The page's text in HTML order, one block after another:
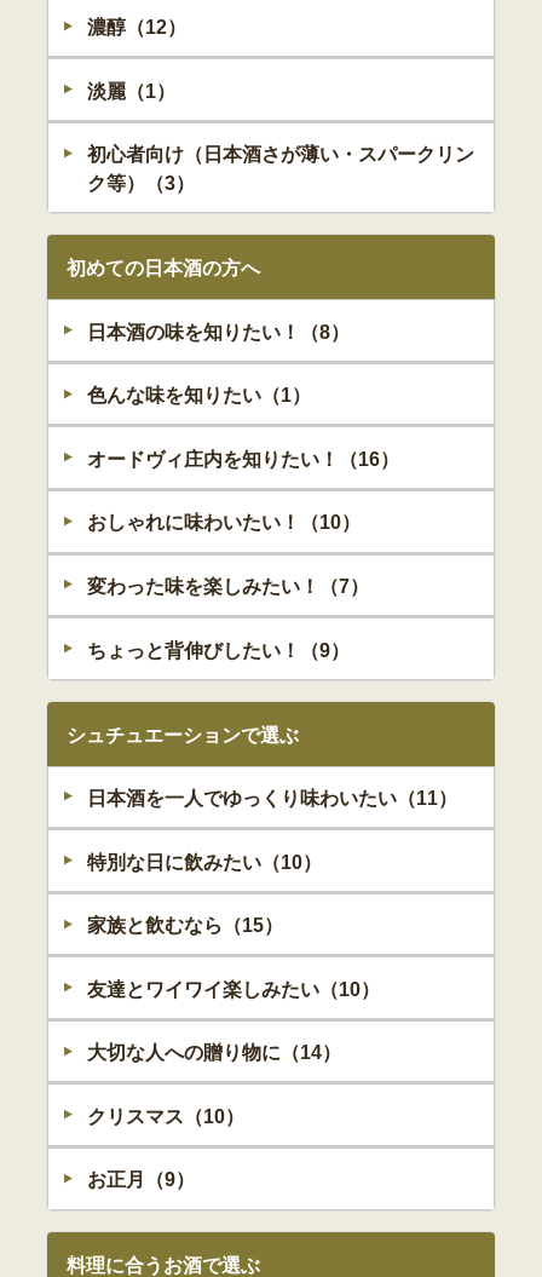
濃醇（12）
淡麗（1）
初心者向け（日本酒さが薄い・スパークリン
ク等）（3）
初めての日本酒の方へ
日本酒の味を知りたい！（8）
色んな味を知りたい（1）
オードヴィ庄内を知りたい！（16）
おしゃれに味わいたい！（10）
変わった味を楽しみたい！（7）
ちょっと背伸びしたい！（9）
シュチュエーションで選ぶ
日本酒を一人でゆっくり味わいたい（11）
特別な日に飲みたい（10）
家族と飲むなら（15）
友達とワイワイ楽しみたい（10）
大切な人への贈り物に（14）
クリスマス（10）
お正月（9）
料理に合うお酒で選ぶ